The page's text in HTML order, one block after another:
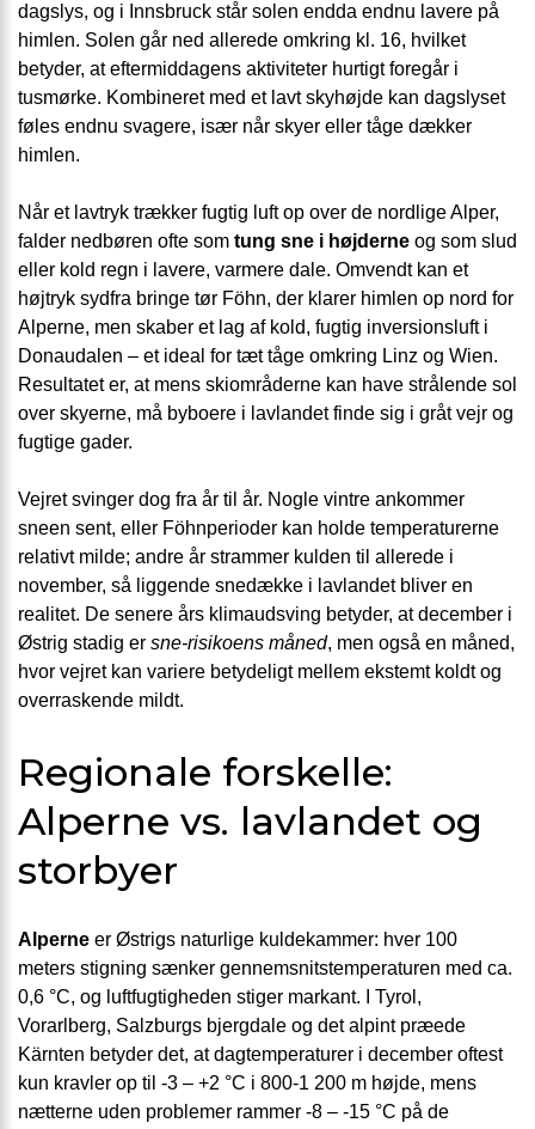
dagslys, og i Innsbruck står solen endda endnu lavere på
himlen. Solen går ned allerede omkring kl. 16, hvilket
betyder, at eftermiddagens aktiviteter hurtigt foregår i
tusmørke. Kombineret med et lavt skyhøjde kan dagslyset
føles endnu svagere, især når skyer eller tåge dækker
himlen.
Når et lavtryk trækker fugtig luft op over de nordlige Alper,
falder nedbøren ofte som tung sne i højderne og som slud
eller kold regn i lavere, varmere dale. Omvendt kan et
højtryk sydfra bringe tør Föhn, der klarer himlen op nord for
Alperne, men skaber et lag af kold, fugtig inversionsluft i
Donaudalen – et ideal for tæt tåge omkring Linz og Wien.
Resultatet er, at mens skiområderne kan have strålende sol
over skyerne, må byboere i lavlandet finde sig i gråt vejr og
fugtige gader.
Vejret svinger dog fra år til år. Nogle vintre ankommer
sneen sent, eller Föhnperioder kan holde temperaturerne
relativt milde; andre år strammer kulden til allerede i
november, så liggende snedække i lavlandet bliver en
realitet. De senere års klimaudsving betyder, at december i
Østrig stadig er sne-risikoens måned, men også en måned,
hvor vejret kan variere betydeligt mellem ekstemt koldt og
overraskende mildt.
Regionale forskelle:
Alperne vs. lavlandet og
storbyer
Alperne er Østrigs naturlige kuldekammer: hver 100
meters stigning sænker gennemsnitstemperaturen med ca.
0,6 °C, og luftfugtigheden stiger markant. I Tyrol,
Vorarlberg, Salzburgs bjergdale og det alpint præede
Kärnten betyder det, at dagtemperaturer i december oftest
kun kravler op til -3 – +2 °C i 800-1 200 m højde, mens
nætterne uden problemer rammer -8 – -15 °C på de